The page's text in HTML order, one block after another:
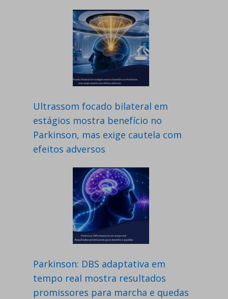
Ultrassom focado bilateral em
estágios mostra benefício no
Parkinson, mas exige cautela com
efeitos adversos
Parkinson: DBS adaptativa em
tempo real mostra resultados
promissores para marcha e quedas